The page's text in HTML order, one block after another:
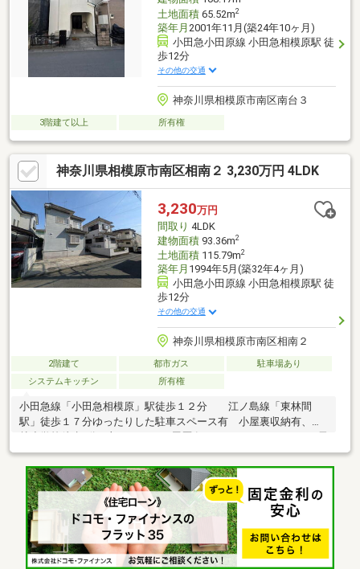
土地面積65.52m2
築年月 2001年11月(築24年10ヶ月)
小田急小田原線 小田急相模原駅 徒
歩12分
その他の交通
神奈川県相模原市南区南台３
3階建て以上 所有権
神奈川県相模原市南区相南２ 3,230万円 4LDK
3,230万円
間取り 4LDK
建物面積93.36m2
土地面積115.79m2
築年月 1994年5月(築32年4ヶ月)
小田急小田原線 小田急相模原駅 徒
歩12分
その他の交通
神奈川県相模原市南区相南２
2階建て 都市ガス
駐車場あり
システムキッチン
所有権
小田急線「小田急相模原」駅徒歩１２分 江ノ島線「東林間
駅」徒歩１７分ゆったりした駐車スペース有 小屋裏収納有、東
気コンベック）